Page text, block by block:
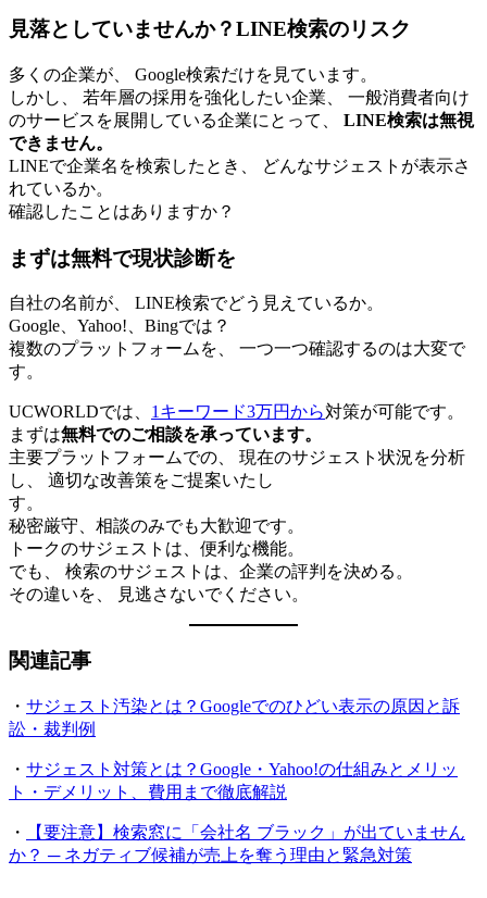
見落としていませんか？LINE検索のリスク
多くの企業が、 Google検索だけを見ています。
しかし、 若年層の採用を強化したい企業、 一般消費者向け
のサービスを展開している企業にとって、 LINE検索は無視
できません。
LINEで企業名を検索したとき、 どんなサジェストが表示さ
れているか。
確認したことはありますか？
まずは無料で現状診断を
自社の名前が、 LINE検索でどう見えているか。
Google、Yahoo!、Bingでは？
複数のプラットフォームを、 一つ一つ確認するのは大変で
す。
UCWORLDでは、 1キーワード3万円から対策が可能です。
まずは無料でのご相談を承っています。
主要プラットフォームでの、 現在のサジェスト状況を分析
し、 適切な改善策をご提案いたし
す。
秘密厳守、相談のみでも大歓迎です。
トークのサジェストは、便利な機能。
でも、 検索のサジェストは、企業の評判を決める。
その違いを、 見逃さないでください。
関連記事
・ サジェスト汚染とは？Googleでのひどい表示の原因と訴
訟・裁判例
・ サジェスト対策とは？Google・Yahoo!の仕組みとメリッ
ト・デメリット、費用まで徹底解説
・
【要注意】検索窓に「会社名 ブラック」が出ていません
か？ ─ ネガティブ候補が売上を奪う理由と緊急対策